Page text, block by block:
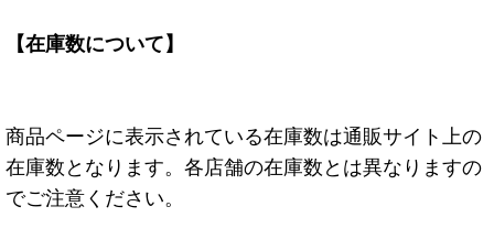
【在庫数について】
商品ページに表示されている在庫数は通販サイト上の
在庫数となります。各店舗の在庫数とは異なりますの
でご注意ください。